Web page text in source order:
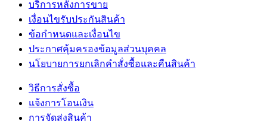
บริการหลังการขาย
เงื่อนไขรับประกันสินค้า
ข้อกำหนดและเงื่อนไข
ประกาศคุ้มครองข้อมูลส่วนบุคคล
นโยบายการยกเลิกคำสั่งซื้อและคืนสินค้า
วิธีการสั่งซื้อ
แจ้งการโอนเงิน
การจัดส่งสินค้า